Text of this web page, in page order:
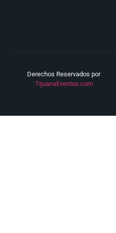
Derechos Reservados por
TijuanaEventos.com